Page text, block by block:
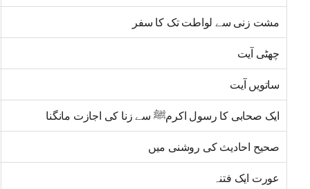
مشت زنی سے لواطت تک کا سفر
چھٹی آیت
ساتویں آیت
ایک صحابی کا رسول اکرمﷺ سے زنا کی اجازت مانگنا
صحیح احادیث کی روشنی میں
عورت ایک فتنہ